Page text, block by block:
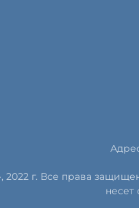
г. Все права
несет